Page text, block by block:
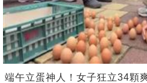
端午立蛋神人！女子狂立34顆